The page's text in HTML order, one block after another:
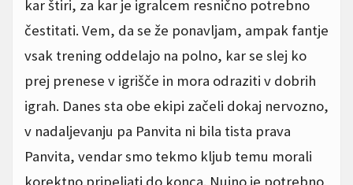
kar štiri, za kar je igralcem resnično potrebno
čestitati. Vem, da se že ponavljam, ampak fantje
vsak trening oddelajo na polno, kar se slej ko
prej prenese v igrišče in mora odraziti v dobrih
igrah. Danes sta obe ekipi začeli dokaj nervozno,
v nadaljevanju pa Panvita ni bila tista prava
Panvita, vendar smo tekmo kljub temu morali